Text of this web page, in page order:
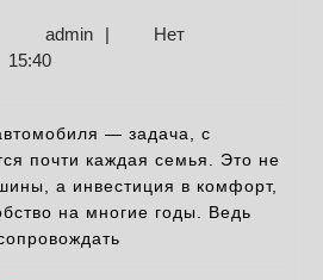
adminadmin
|
Нет
15:40
— задача, с
почти каждая семья. Это не
а инвестиция в комфорт,
на многие годы. Ведь